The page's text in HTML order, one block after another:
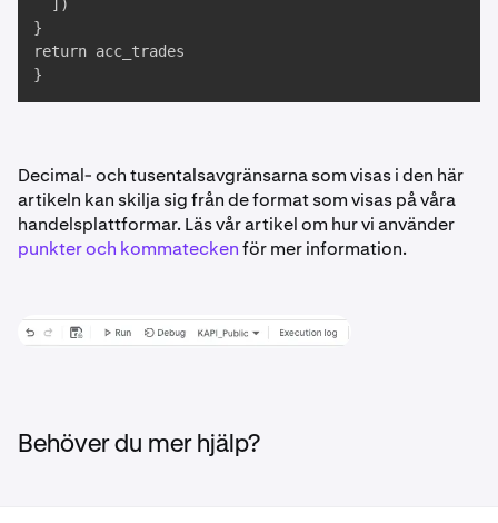
  ])
}
return acc_trades
}
Decimal- och tusentalsavgränsarna som visas i den här
artikeln kan skilja sig från de format som visas på våra
handelsplattformar. Läs vår artikel om hur vi använder
punkter och kommateckenför mer information.
Behöver du mer hjälp?